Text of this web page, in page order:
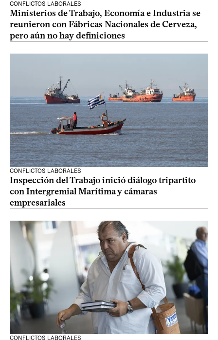
CONFLICTOS LABORALES
Ministerios de Trabajo, Economía e Industria se
reunieron con Fábricas Nacionales de Cerveza,
pero aún no hay definiciones
CONFLICTOS LABORALES
Inspección del Trabajo inició diálogo tripartito
con Intergremial Marítima y cámaras
empresariales
CONFLICTOS LABORALES